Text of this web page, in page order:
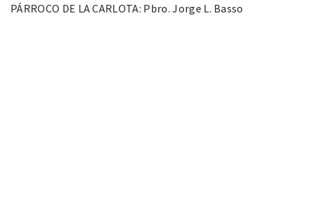
PÁRROCO DE LA CARLOTA: Pbro. Jorge L. Basso